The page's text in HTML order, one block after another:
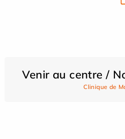
Venir au centre /
Clinique de